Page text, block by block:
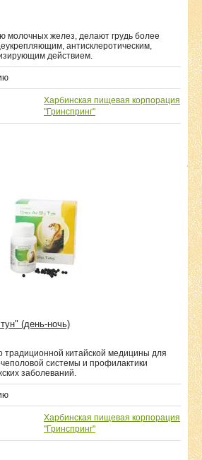
молочных желез, делают грудь более
антисклеротическим,
действием.
Харбинская пищевая корпорация
"Гринспринг"
(день-ночь)
китайской медицины для
системы и профилактики
заболеваний.
Харбинская пищевая корпорация
"Гринспринг"